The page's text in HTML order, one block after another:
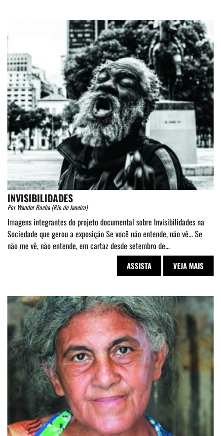
INVISIBILIDADES
Por Wander Rocha (Rio de Janeiro)
Imagens integrantes do projeto documental sobre Invisibilidades na
Sociedade que gerou a exposição Se você não entende, não vê... Se
não me vê, não entende, em cartaz desde setembro de...
ASSISTA VEJA MAIS